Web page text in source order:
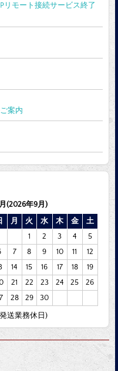
リモート接続サービス終了
案内
(2026年9月)
月 火 水 木 金
土
1
2 3 4
5
7 8 9 10 11
12
14 15 16 17 18
19
21 22 23 24 25
26
28 29 30
発送業務休日)